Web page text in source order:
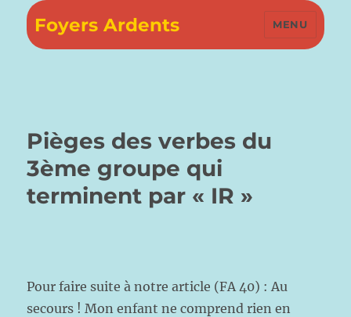
Foyers Ardents MENU
Pièges des verbes du
3ème groupe qui
terminent par « IR »
Pour faire suite à notre article (FA 40) : Au
secours ! Mon enfant ne comprend rien en